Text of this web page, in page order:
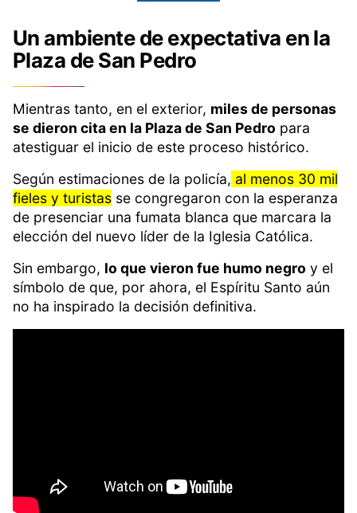
Un ambiente de expectativa en la
Plaza de San Pedro
Mientras tanto, en el exterior, miles de personas
se dieron cita en la Plaza de San Pedro para
atestiguar el inicio de este proceso histórico.
Según estimaciones de la policía, al menos 30 mil
fieles y turistas se congregaron con la esperanza
de presenciar una fumata blanca que marcara la
elección del nuevo líder de la Iglesia Católica.
Sin embargo, lo que vieron fue humo negro y el
símbolo de que, por ahora, el Espíritu Santo aún
no ha inspirado la decisión definitiva.